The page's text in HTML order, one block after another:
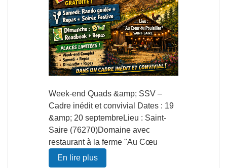
Week-end Quads &amp; SSV –
Cadre inédit et convivial Dates : 19
&amp; 20 septembreLieu : Saint-
Saire (76270)Domaine avec
restaurant à la ferme "Au Cœu
En lire plus